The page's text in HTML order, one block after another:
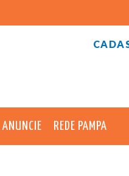
ANUNCIE REDE PAMPA